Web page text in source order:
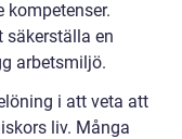
kompetenser.
säkerställa en
arbetsmiljö.
i att veta att
liv. Många